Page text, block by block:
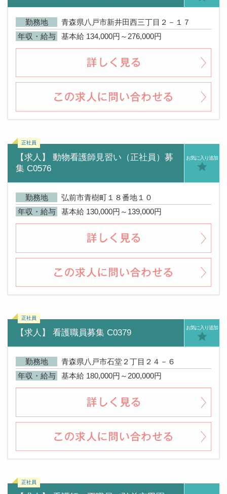
勤務地
青森県八戸市新井田西三丁目２－１７
年収・給与
基本給 134,000円～276,000円
【求人】 動物看護師見習い（正社員）募
集 C0576
お気に入り追加
勤務地
弘前市青樹町１８番地１０
年収・給与
基本給 130,000円～139,000円
【求人】 看護職員募集 C0379
お気に入り追加
勤務地
青森県八戸市石堂２丁目２４－６
年収・給与
基本給 180,000円～200,000円